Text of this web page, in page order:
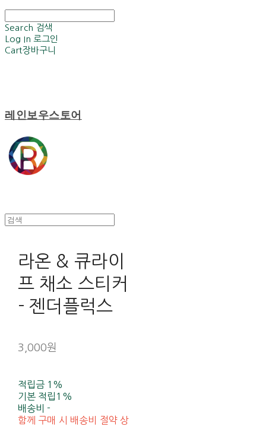
Search 검색
Log In 로그인
Cart장바구니
레인보우스토어
라온 & 큐라이
프 채소 스티커
- 젠더플럭스
3,000원
적립금 1%
기본 적립 1%
배송비-
함께 구매 시 배송비 절약 상